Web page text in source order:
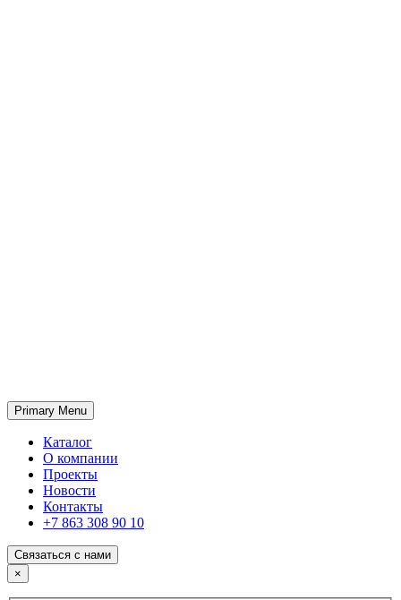
ГК «SABONE»
Оптовые поставки отделочных материалов и оборудования
Primary Menu
Каталог
О компании
Проекты
Новости
Контакты
+7 863 308 90 10
Связаться с нами
×